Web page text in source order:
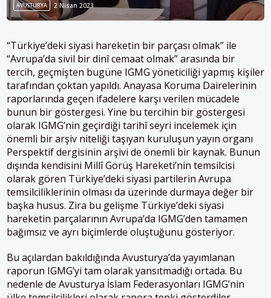
AVUSTURYA 2 Nisan 2023
“Türkiye’deki siyasi hareketin bir parçası olmak” ile
“Avrupa’da sivil bir dinî cemaat olmak” arasında bir
tercih, geçmişten bugüne IGMG yöneticiliği yapmış kişiler
tarafından çoktan yapıldı. Anayasa Koruma Dairelerinin
raporlarında geçen ifadelere karşı verilen mücadele
bunun bir göstergesi. Yine bu tercihin bir göstergesi
olarak IGMG’nin geçirdiği tarihî seyri incelemek için
önemli bir arşiv niteliği taşıyan kuruluşun yayın organı
Perspektif dergisinin arşivi de önemli bir kaynak. Bunun
dışında kendisini Millî Görüş Hareketi’nin temsilcisi
olarak gören Türkiye’deki siyasi partilerin Avrupa
temsilciliklerinin olması da üzerinde durmaya değer bir
başka husus. Zira bu gelişme Türkiye’deki siyasi
hareketin parçalarının Avrupa’da IGMG’den tamamen
bağımsız ve ayrı biçimlerde oluştuğunu gösteriyor.
Bu açılardan bakıldığında Avusturya’da yayımlanan
raporun IGMG’yi tam olarak yansıtmadığı ortada. Bu
nedenle de Avusturya İslam Federasyonları IGMG’nin